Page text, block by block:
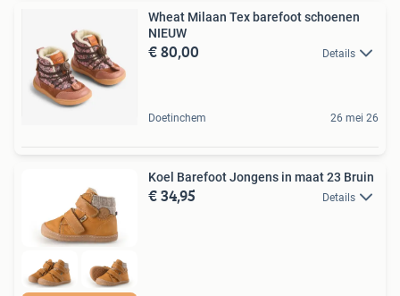
Wheat Milaan Tex barefoot schoenen
NIEUW
€ 80,00 Details
Doetinchem 26 mei 26
Koel Barefoot Jongens in maat 23 Bruin
€ 34,95 Details